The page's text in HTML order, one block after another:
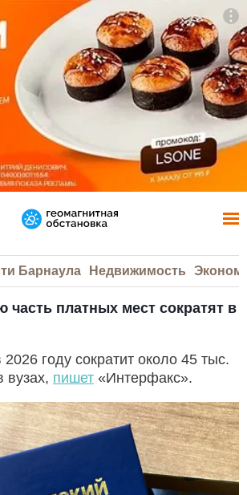
Барнаула Недвижимость
часть платных мест сократят в
году сократит около 45 тыс.
вузах, пишет «Интерфакс».